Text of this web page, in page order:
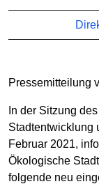
Pressemitteilung
In der Sitzung
Stadtentwicklung
Februar 2021,
Ökologische
folgende neu